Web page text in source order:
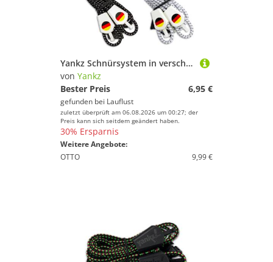
Yankz Schnürsystem in verschiedenen Farben mit Deutschlandfahne
von Yankz
Bester Preis
6,95 €
gefunden bei Lauflust
zuletzt überprüft am 06.08.2026 um 00:27; der
Preis kann sich seitdem geändert haben.
30% Ersparnis
Weitere Angebote:
OTTO
9,99 €